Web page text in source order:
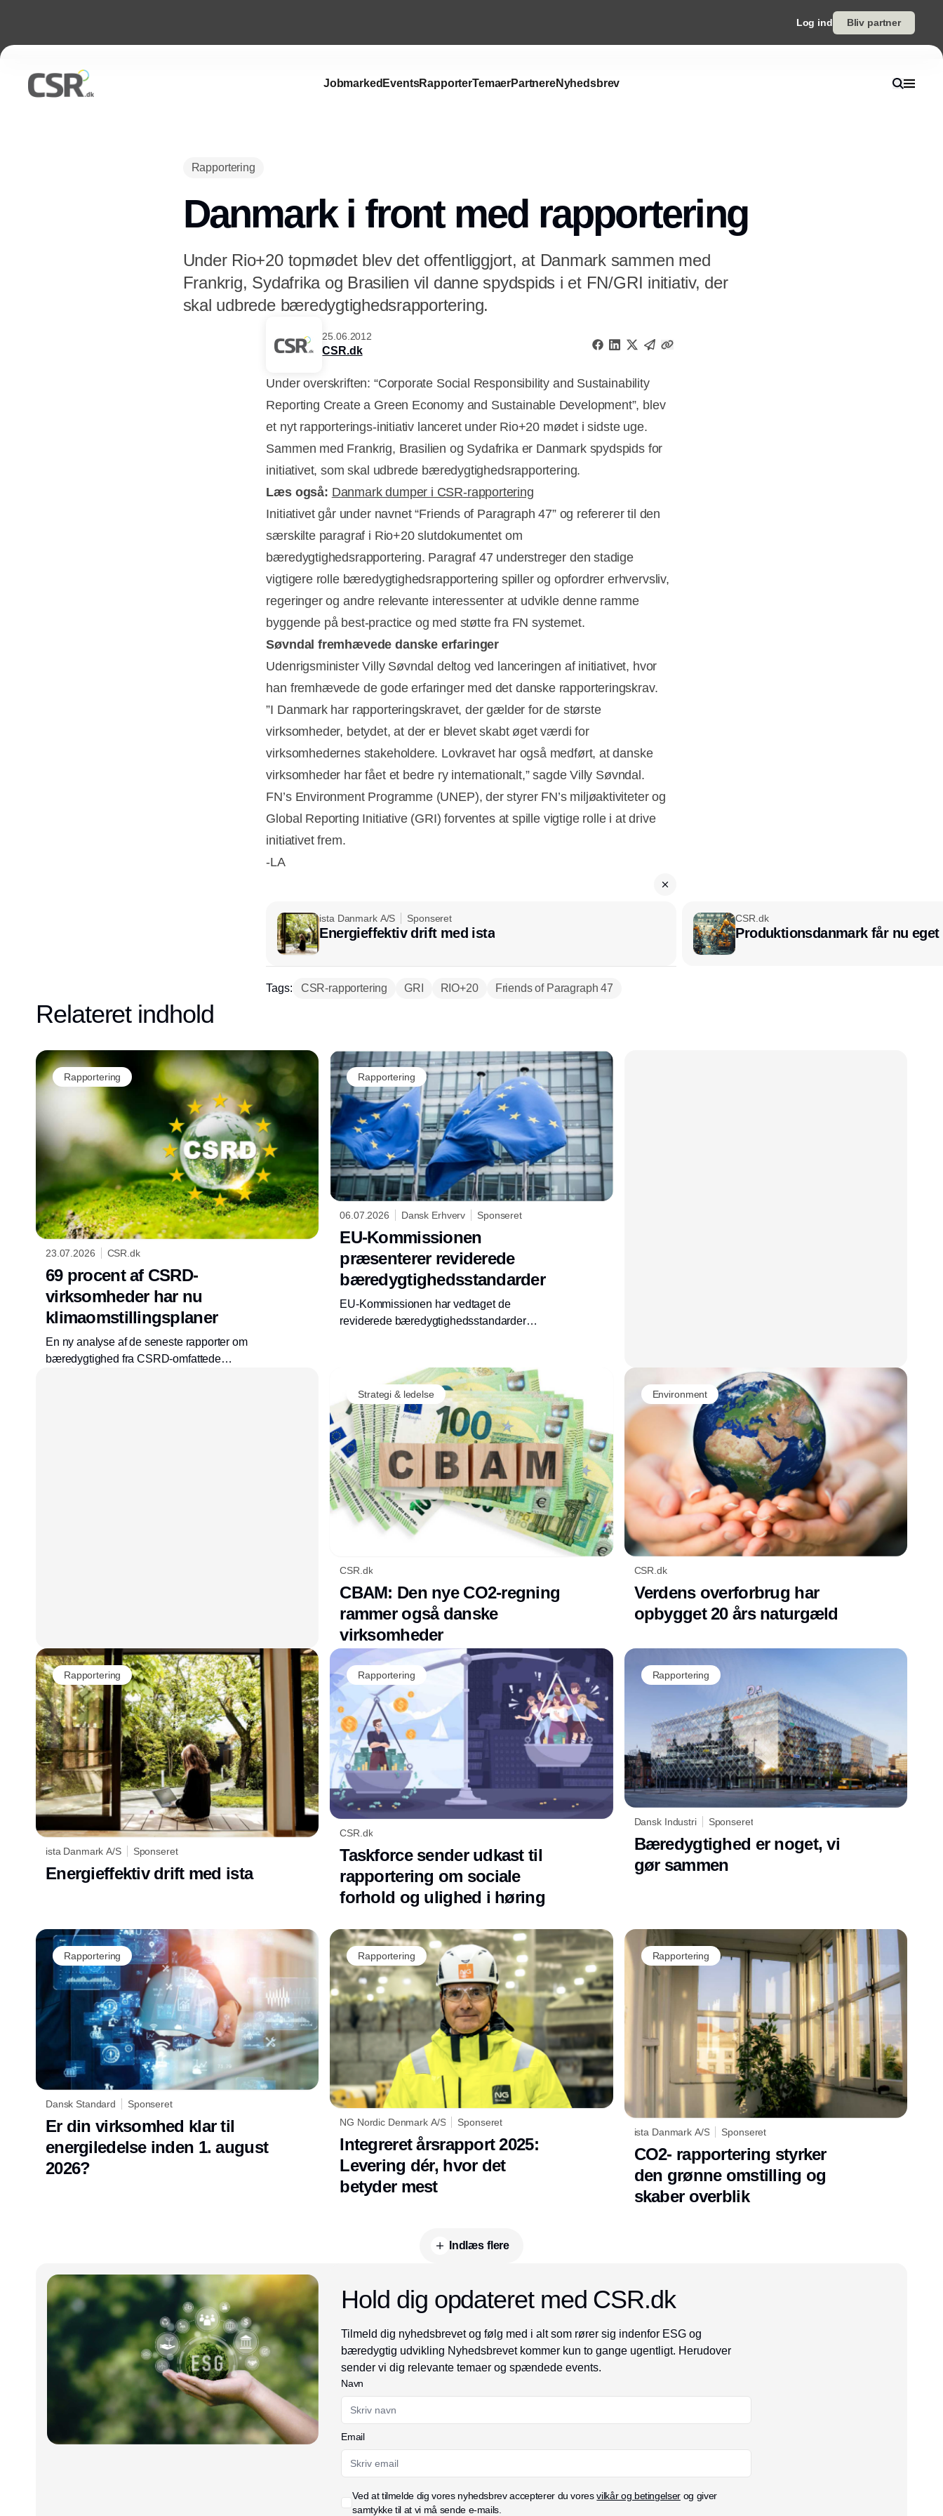
Log ind Bliv partner
Jobmarked EventsRapporterTemaerPartnereNyhedsbrev
Rapportering
Danmark i front med rapportering
Under Rio+20 topmødet blev det offentliggjort, at Danmark sammen med
Frankrig, Sydafrika og Brasilien vil danne spydspids i et FN/GRI initiativ, der
skal udbrede bæredygtighedsrapportering.
25.06.2012
CSR.dk
Under overskriften: “Corporate Social Responsibility and Sustainability
Reporting Create a Green Economy and Sustainable Development”, blev
et nyt rapporterings-initiativ lanceret under Rio+20 mødet i sidste uge.
Sammen med Frankrig, Brasilien og Sydafrika er Danmark spydspids for
initiativet, som skal udbrede bæredygtighedsrapportering.
Læs også: Danmark dumper i CSR-rapportering
Initiativet går under navnet “Friends of Paragraph 47” og refererer til den
særskilte paragraf i Rio+20 slutdokumentet om
bæredygtighedsrapportering. Paragraf 47 understreger den stadige
vigtigere rolle bæredygtighedsrapportering spiller og opfordrer erhvervsliv,
regeringer og andre relevante interessenter at udvikle denne ramme
byggende på best-practice og med støtte fra FN systemet.
Søvndal fremhævede danske erfaringer
Udenrigsminister Villy Søvndal deltog ved lanceringen af initiativet, hvor
han fremhævede de gode erfaringer med det danske rapporteringskrav.
”I Danmark har rapporteringskravet, der gælder for de største
virksomheder, betydet, at der er blevet skabt øget værdi for
virksomhedernes stakeholdere. Lovkravet har også medført, at danske
virksomheder har fået et bedre ry internationalt,” sagde Villy Søvndal.
FN’s Environment Programme (UNEP), der styrer FN’s miljøaktiviteter og
Global Reporting Initiative (GRI) forventes at spille vigtige rolle i at drive
initiativet frem.
-LA
ista Danmark A/S Sponseret
Energieffektiv drift med ista
CSR.dk
Produktionsdanmark får nu eget
Tags: CSR-rapportering GRI RIO+20 Friends of Paragraph 47
Relateret indhold
Rapportering
23.07.2026 CSR.dk
69 procent af CSRD-
virksomheder har nu
klimaomstillingsplaner
En ny analyse af de seneste rapporter om
bæredygtighed fra CSRD-omfattede
Rapportering
06.07.2026 Dansk Erhverv Sponseret
EU-Kommissionen
præsenterer reviderede
bæredygtighedsstandarder
EU-Kommissionen har vedtaget de
reviderede bæredygtighedsstandarder
Strategi & ledelse
CSR.dk
CBAM: Den nye CO2-regning
rammer også danske
virksomheder
Environment
CSR.dk
Verdens overforbrug har
opbygget 20 års naturgæld
Rapportering
ista Danmark A/S Sponseret
Energieffektiv drift med ista
Rapportering
CSR.dk
Taskforce sender udkast til
rapportering om sociale
forhold og ulighed i høring
Rapportering
Dansk Industri Sponseret
Bæredygtighed er noget, vi
gør sammen
Rapportering
Dansk Standard Sponseret
Er din virksomhed klar til
energiledelse inden 1. august
2026?
Rapportering
NG Nordic Denmark A/S Sponseret
Integreret årsrapport 2025:
Levering dér, hvor det
betyder mest
Rapportering
ista Danmark A/S Sponseret
CO2- rapportering styrker
den grønne omstilling og
skaber overblik
Indlæs flere
Hold dig opdateret med CSR.dk
Tilmeld dig nyhedsbrevet og følg med i alt som rører sig indenfor ESG og
bæredygtig udvikling Nyhedsbrevet kommer kun to gange ugentligt. Herudover
sender vi dig relevante temaer og spændede events.
Navn
Email
Ved at tilmelde dig vores nyhedsbrev accepterer du voresvilkår og betingelser og giver
samtykke til at vi må sende e-mails.